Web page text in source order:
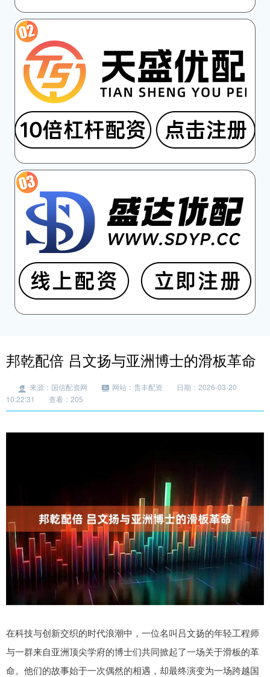
邦乾配倍 吕文扬与亚洲博士的滑板革命
来源：国信配资网 网站：贵丰配资
日期：2026-03-20
10:22:31
查看：205
在科技与创新交织的时代浪潮中，一位名叫吕文扬的年轻工程师
与一群来自亚洲顶尖学府的博士们共同掀起了一场关于滑板的革
命。他们的故事始于一次偶然的相遇，却最终演变为一场跨越国